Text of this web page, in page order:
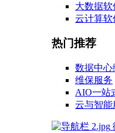
大数据
云计算软
热门推荐
数据中心
维保服务
AIO一站
云与智能